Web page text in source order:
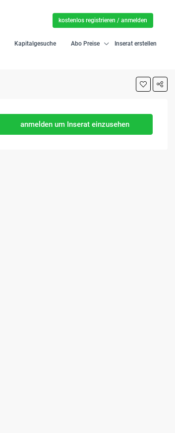
Kapitalgesuche Abo Preise Inserat erstellen
kostenlos registrieren / anmelden
anmelden um Inserat einzusehen